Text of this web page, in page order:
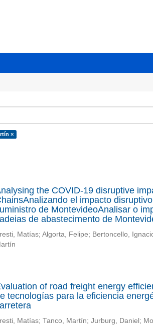
×
the COVID-19 disruptive
el impacto
de MontevideoAnalisar o
de abastecimento de
Matías; Algorta, Felipe; Bertoncello,
of road freight energy
tecnologías para la eficiencia
Matías; Tanco, Martín; Jurburg, Daniel;